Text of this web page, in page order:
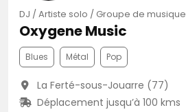
DJ / Artiste solo / Groupe de musique
Oxygene Music
Blues Métal Pop
La Ferté-sous-Jouarre (77)
Déplacement jusqu’à 100 kms